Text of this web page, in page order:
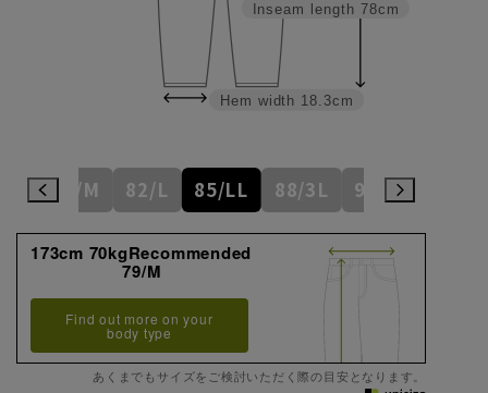
Inseam length 78cm
Hem width 18.3cm
79/M 82/L 85/LL 88/3L 91/4L
173cm 70kgRecommended
79/M
Find out more on your
body type
あくまでもサイズをご検討いただく際の目安となります。